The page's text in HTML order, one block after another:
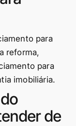
para
reforma,
para
imobiliária.
de